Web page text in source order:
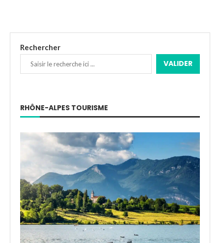
Rechercher
VALIDER
RHÔNE-ALPES TOURISME